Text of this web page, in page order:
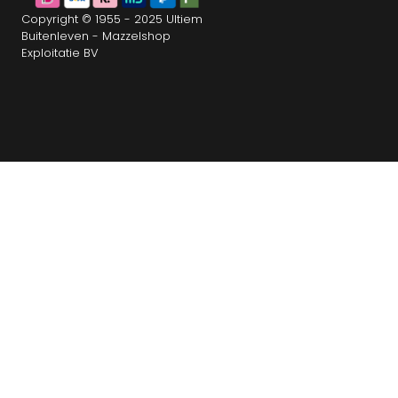
Copyright © 1955 - 2025 Ultiem
Buitenleven - Mazzelshop
Exploitatie BV